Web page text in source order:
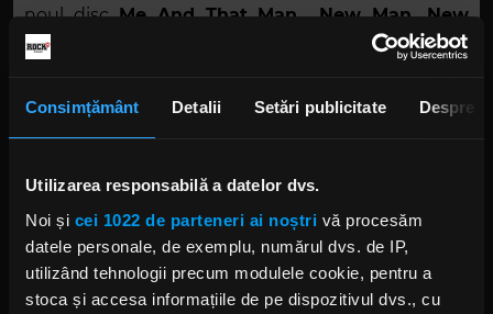
Consimțământ Detalii Setări publicitate Despre
Utilizarea responsabilă a datelor dvs.
Noi și cei 1022 de parteneri ai noștri vă procesăm
datele personale, de exemplu, numărul dvs. de IP,
utilizând tehnologii precum modulele cookie, pentru a
stoca și accesa informațiile de pe dispozitivul dvs., cu
noul discMe And That Man,„New Man, New
Songs, Same Shit, Vol 1”
Foto: Facebook,Emperor Official, Bjørn Tore Moen